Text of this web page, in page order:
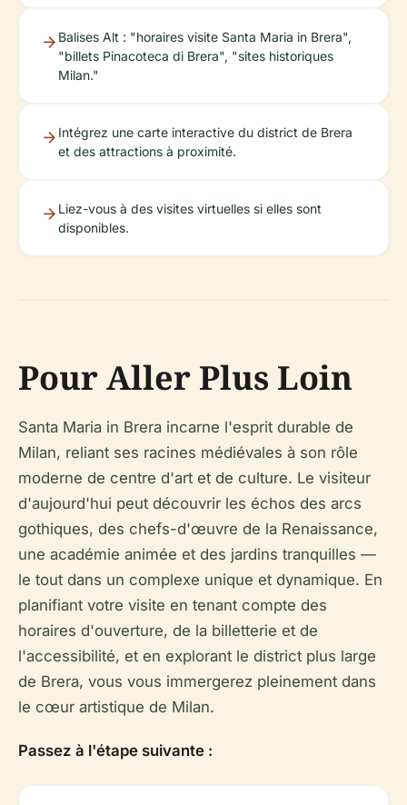
Balises Alt : "horaires visite Santa Maria in Brera",
"billets Pinacoteca di Brera", "sites historiques
Milan."
Intégrez une carte interactive du district de Brera
et des attractions à proximité.
Liez-vous à des visites virtuelles si elles sont
disponibles.
Pour Aller Plus Loin
Santa Maria in Brera incarne l'esprit durable de
Milan, reliant ses racines médiévales à son rôle
moderne de centre d'art et de culture. Le visiteur
d'aujourd'hui peut découvrir les échos des arcs
gothiques, des chefs-d'œuvre de la Renaissance,
une académie animée et des jardins tranquilles —
le tout dans un complexe unique et dynamique. En
planifiant votre visite en tenant compte des
horaires d'ouverture, de la billetterie et de
l'accessibilité, et en explorant le district plus large
de Brera, vous vous immergerez pleinement dans
le cœur artistique de Milan.
Passez à l'étape suivante :